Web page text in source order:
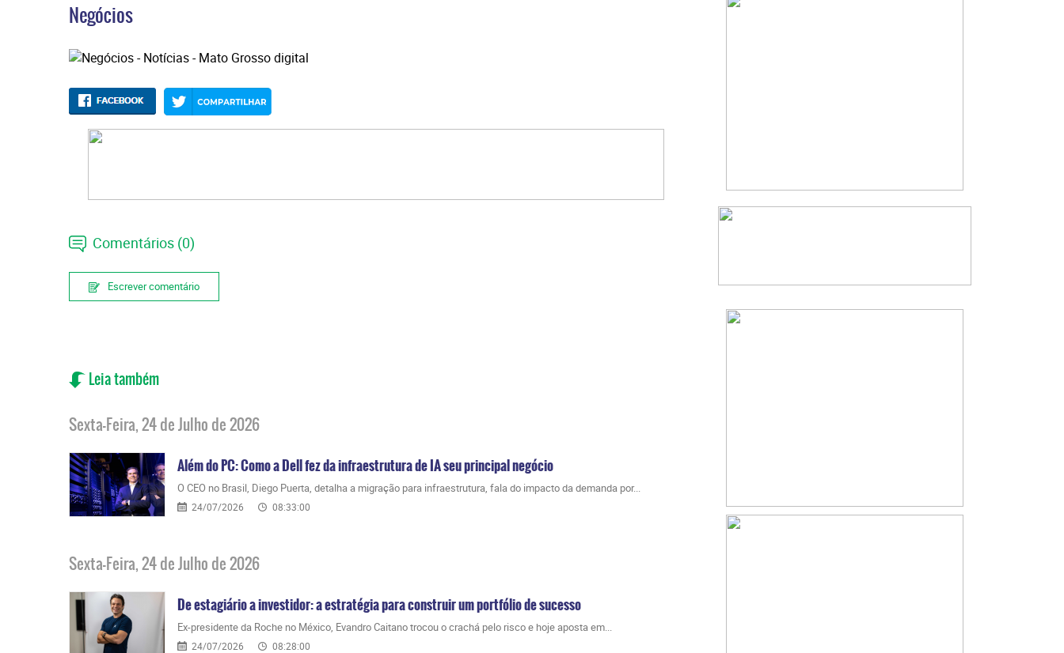
Negócios
Comentários (0)
Escrever comentário
Leia também
Sexta-Feira, 24 de Julho de 2026
Além do PC: Como a Dell fez da infraestrutura de IA seu principal negócio
O CEO no Brasil, Diego Puerta, detalha a migração para infraestrutura, fala do impacto da demanda por...
24/07/2026 08:33:00
Sexta-Feira, 24 de Julho de 2026
De estagiário a investidor: a estratégia para construir um portfólio de sucesso
Ex-presidente da Roche no México, Evandro Caitano trocou o crachá pelo risco e hoje aposta em...
24/07/2026 08:28:00